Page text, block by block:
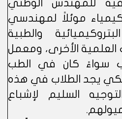
للمهندس الوطني
موئلاً لمهندسي
والطبية
العلمية الأخرى، ومعمل
سواءً كان في الطب
لكي يجد الطلاب في هذه
السليم لإشباع